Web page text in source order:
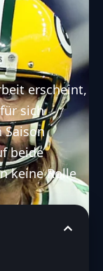
erscheint,
sich
Saison
beide
keine Rolle